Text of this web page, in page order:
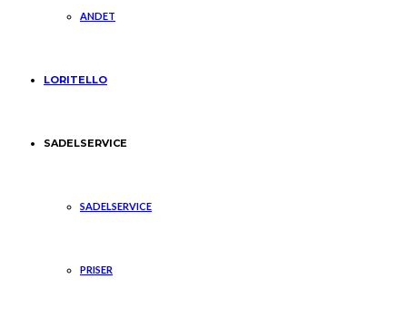
ANDET
LORITELLO
SADELSERVICE
SADELSERVICE
PRISER